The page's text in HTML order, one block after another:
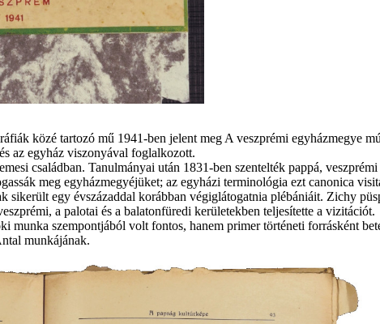
közé tartozó mű 1941-ben jelent meg A veszprémi egyházmegye
az egyház viszonyával foglalkozott.
családban. Tanulmányai után 1831-ben szentelték pappá,
meg egyházmegyéjüket; az egyházi terminológia ezt canonica
egy évszázaddal korábban végiglátogatnia plébániáit. Zichy
a palotai és a balatonfüredi kerületekben teljesítette a vizitációt.
munka szempontjából volt fontos, hanem primer történeti forrásként
munkájának.